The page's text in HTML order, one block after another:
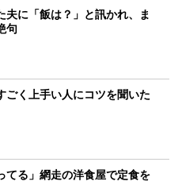
夫に「飯は？」と訊かれ、ま
句
ごく上手い人にコツを聞いた
てる」網走の洋食屋で定食を